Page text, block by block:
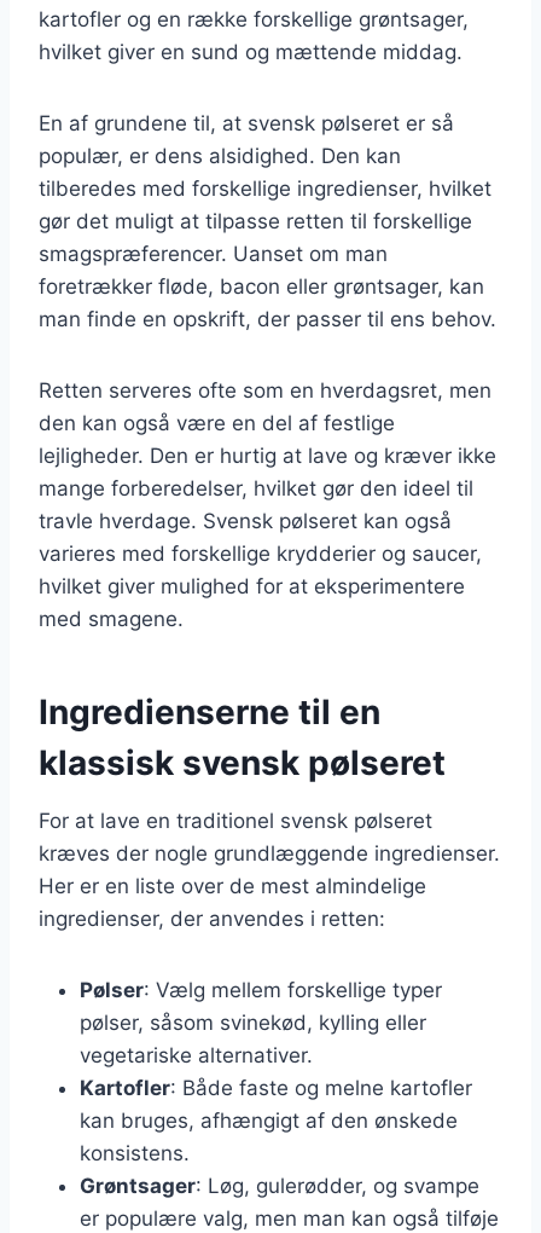
kartofler og en række forskellige grøntsager,
hvilket giver en sund og mættende middag.
En af grundene til, at svensk pølseret er så
populær, er dens alsidighed. Den kan
tilberedes med forskellige ingredienser, hvilket
gør det muligt at tilpasse retten til forskellige
smagspræferencer. Uanset om man
foretrækker fløde, bacon eller grøntsager, kan
man finde en opskrift, der passer til ens behov.
Retten serveres ofte som en hverdagsret, men
den kan også være en del af festlige
lejligheder. Den er hurtig at lave og kræver ikke
mange forberedelser, hvilket gør den ideel til
travle hverdage. Svensk pølseret kan også
varieres med forskellige krydderier og saucer,
hvilket giver mulighed for at eksperimentere
med smagene.
Ingredienserne til en
klassisk svensk pølseret
For at lave en traditionel svensk pølseret
kræves der nogle grundlæggende ingredienser.
Her er en liste over de mest almindelige
ingredienser, der anvendes i retten:
Pølser: Vælg mellem forskellige typer
pølser, såsom svinekød, kylling eller
vegetariske alternativer.
Kartofler: Både faste og melne kartofler
kan bruges, afhængigt af den ønskede
konsistens.
Grøntsager: Løg, gulerødder, og svampe
er populære valg, men man kan også tilføje